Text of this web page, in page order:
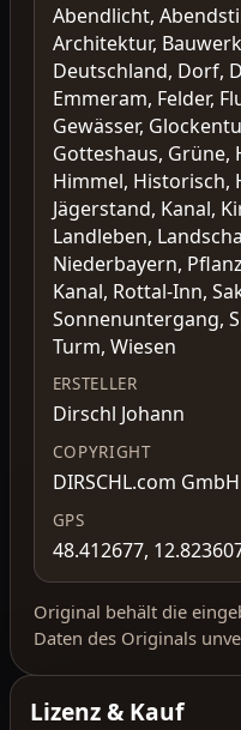
Abendlicht,
Architektur,
Deutschland, Dorf,
Emmeram, Felder,
Gewässer,
Gotteshaus, Grüne,
Himmel, Historisch,
Jägerstand, Kanal,
Landleben,
Niederbayern,
Kanal, Rottal-Inn,
Sonnenuntergang,
Turm, Wiesen
ERSTELLER
Dirschl Johann
COPYRIGHT
DIRSCHL.com GmbH
GPS
48.412677,
Original behält die
Daten des Originals
Lizenz & Kauf